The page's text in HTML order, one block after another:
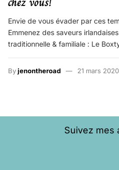
Envie de vous évader par ces
Emmenez des saveurs
traditionnelle & familiale : Le
Byjenontheroad 21 mars 2020
Suivez mes